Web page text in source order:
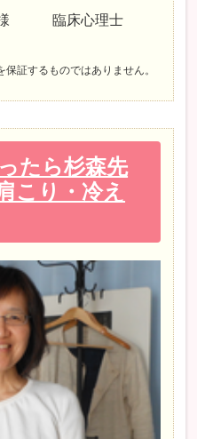
様 臨床心理士
証するものではありません。
たら杉森先
こり・冷え